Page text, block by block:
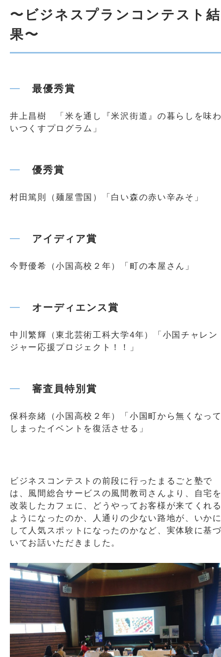
〜ビジネスプランコンテスト結
果〜
最優秀賞
井上昌樹 「米を通し『米沢街道』の暮らしを味
いつくすプログラム」
優秀賞
村田篤則（麺屋雪国）「白い森の赤い辛みそ」
アイディア賞
今野優希（小国高校２年）「町の本屋さん」
オーディエンス賞
中川繁輝（東北芸術工科大学4年）「小国チャレン
ジャー応援プロジェクト！！」
審査員特別賞
保科奈緒（小国高校２年）「小国町から無くなっ
しまったイベントを復活させる」
ビジネスコンテストの前段に行ったまるごと塾で
は、風間総合サービスの風間教司さんより、自宅
改装したカフェに、どうやってお客様が来てくれ
ようになったのか、人通りの少ない路地が、いか
して人気スポットになったのかなど、実体験に基
いてお話いただきました。